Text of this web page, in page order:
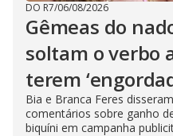
DO R7/06/08/2026
Gêmeas do
soltam o verbo
terem
Bia e Branca Feres
comentários sobre ganho
biquíni em campanha